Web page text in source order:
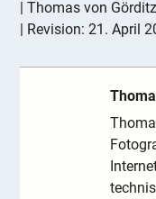
|Thomas von
| Revision:21. April